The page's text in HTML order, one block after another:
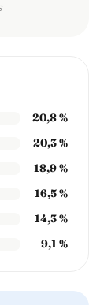
20,8 %
20,3 %
18,9 %
16,5 %
14,3 %
9,1 %